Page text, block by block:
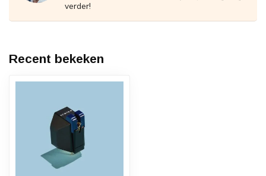
verder!
Recent bekeken